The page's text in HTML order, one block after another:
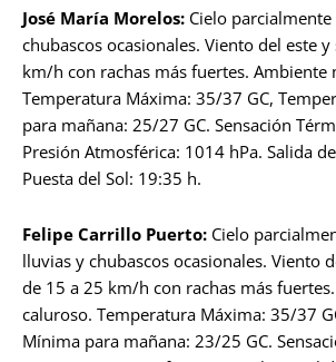
José María Morelos: Cielo
chubascos ocasionales. Viento del este
km/h con rachas más fuertes. Ambiente
Temperatura Máxima: 35/37 GC,
para mañana: 25/27 GC. Sensación
Presión Atmosférica: 1014 hPa. Salida
Puesta del Sol: 19:35 h.
Felipe Carrillo Puerto: Cielo
lluvias y chubascos ocasionales. Viento
de 15 a 25 km/h con rachas más
caluroso. Temperatura Máxima: 35/37
Mínima para mañana: 23/25 GC.